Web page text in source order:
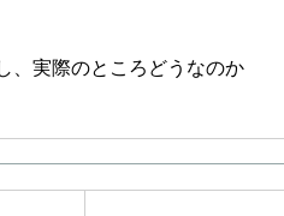
、実際のところどうなのか